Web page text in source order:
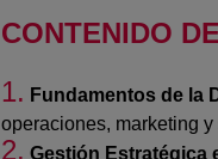
CONTENIDO
1. Fundamentos de la
operaciones, marketing
2. Gestión Estratégica